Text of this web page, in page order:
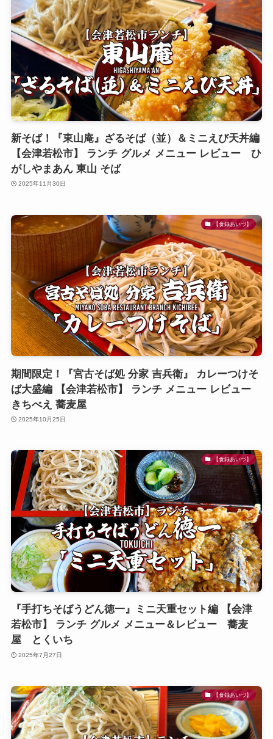
新そば！『東山庵』ざるそば（並）＆ミニえび天丼編
【会津若松市】 ランチ グルメ メニュー レビュー ひ
がしやまあん 東山 そば
2025年11月30日
【食録あいづ】
期間限定！『宮古そば処 分家 吉兵衛』 カレーつけそ
ば大盛編 【会津若松市】 ランチ メニュー レビュー
きちべえ 蕎麦屋
2025年10月25日
【食録あいづ】
『手打ちそばうどん徳一』ミニ天重セット編 【会津
若松市】 ランチ グルメ メニュー＆レビュー 蕎麦
屋 とくいち
2025年7月27日
【食録あいづ】